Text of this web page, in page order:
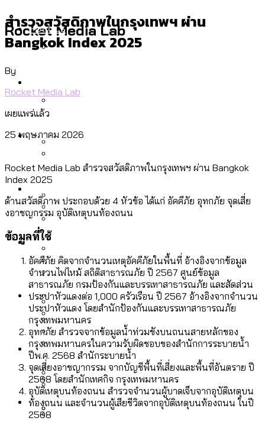
Rocket Media Lab
Politics
จราจรฯ เพิ่ม 150% มีเพียง 5 เขตที่งบเพิ่ม
เมื่อแยกท่องเที่ยวออกจากกีฬา กระทรวง
ปัญหาอะไรที่ ส.ก. ต้องทำการบ้าน
Vote62 ขอบคุณประชาชนที่ร่วม
สังเกตการณ์การเลือกตั้งชวนคุยกันถึงบท
เรียนที่เราได้รับจากเลือกตั้ง กรุงเทพฯ –
พัทยา
สำรวจเหตุไฟไหม้ในกรุงเทพฯ ส่วนใหญ่มา
ลัดวงจรมากที่สุด
สวนสาธารณะและพื้นที่สีเขียวใน กทม. เพิ่ม
ขยะมูลฝอย 2568 [ข้อมูลดิบ]
ขยะของคน กทม. ที่ยังถูกนำไปทิ้งที่
ฉะเชิงเทรา นครปฐม และล่าสุดที่กาญจนบุรี
Culture
รับรองเพศของ Transgender ทั่วโลก
ประเทศไหนทำได้บ้าง?
สำรวจ Hate Speech ที่ถูกผลิตซ้ำผ่าน
วิดีโอ AI ในช่วงความขัดแย้งไทย-กัมพูชา
[ข้อมูลดิบ]
ความเกลียดชังที่ขายได้ : สำรวจ Hate
Speech ที่ถูกผลิตซ้ำผ่านวิดีโอ AI ในช่วง
ความขัดแย้งไทย-กัมพูชา
Economy
งบคาบเกี่ยวในยุคชัชชาติ มีอะไร ใช้งบแค่
ไหน
ค่าฝุ่นในกรุงเทพฯ 2025 เทียบกับจำนวน
ควันบุหรี่ที่เข้าปอด [ข้อมูลดิบ]
สำรวจเศรษฐกิจในกรุงเทพฯ ผ่าน
Future
สังคมผู้สูงอายุไทย [ข้อมูลดิบ]
สำรวจสังคมผู้สูงอายุไทย : 6 จังหวัดเป็น
สังคมสูงวัยระดับสุดยอด และ 64 จังหวัดที่
ตายมากกว่าเกิด
Database
สังคมผู้สูงอายุไทย [ข้อมูลดิบ]
สำรวจเหตุไฟไหม้ในกรุงเทพฯ 2568
Project
Bangkok Index
Bangkok Index 2022
DEMO Thailand
About Us
สำรวจสวัสดิภาพในกรุงเทพฯ ผ่าน
Bangkok Index 2025
By
Rocket Media Lab
เผยแพร่แล้ว
25 พฤษภาคม 2026
Rocket Media Lab สำรวจสวัสดิภาพในกรุงเทพฯ ผ่าน Bangkok
Index 2025
ด้านสวัสดิภาพ ประกอบด้วย 4 หัวข้อ ได้แก่ อัคคีภัย อุทกภัย จุดเสี่ย
งอาชญกรรม อุบัติเหตุบนท้องถนน
ข้อมูลที่ใช้
อัคคีภัย คิดจากจำนวนเหตุอัคคีภัยในพื้นที่ อ้างอิงจากข้อมูล
จำนวนไฟไหม้ สถิติสาธารณภัย ปี 2567 ศูนย์ข้อมูล
สาธารณภัย กรมป้องกันและบรรเทาสาธารณภัย และสัดส่วน
ประปาหัวแดงต่อ 1,000 ครัวเรือน ปี 2567 อ้างอิงจากจำนวน
ประปาหัวแดง โดยสํานักป้องกันและบรรเทาสาธารณภัย
กรุงเทพมหานคร
อุทกภัย สำรวจจากข้อมูลน้ำท่วมขังบนถนนสายหลักของ
กรุงเทพมหานครในความรับผิดชอบของสำนักการระบายน้ำ
ปีพ.ศ. 2568 สำนักระบายน้ำ
จุดเสี่ยงอาชญากรรม จากบัญชีพื้นที่เสี่ยงและพื้นที่อันตราย ปี
2568 โดยสำนักเทศกิจ กรุงเทพมหานคร
อุบัติเหตุบนท้องถนน สำรวจจำนวนผู้บาดเจ็บจากอุบัติเหตุบน
ท้องถนน และจำนวนผู้เสียชีวิตจากอุบัติเหตุบนท้องถนน ในปี
2568